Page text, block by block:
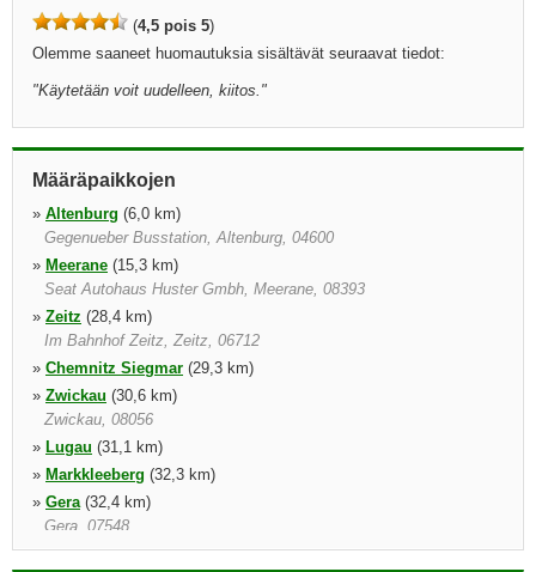
(4,5 pois 5)
Olemme saaneet huomautuksia sisältävät seuraavat tiedot:
"Käytetään voit uudelleen, kiitos. "
Määräpaikkojen
» Altenburg (6,0 km)
Gegenueber Busstation, Altenburg, 04600
» Meerane (15,3 km)
Seat Autohaus Huster Gmbh, Meerane, 08393
» Zeitz (28,4 km)
Im Bahnhof Zeitz, Zeitz, 06712
» Chemnitz Siegmar (29,3 km)
» Zwickau (30,6 km)
Zwickau, 08056
» Lugau (31,1 km)
» Markkleeberg (32,3 km)
» Gera(32,4 km)
Gera, 07548